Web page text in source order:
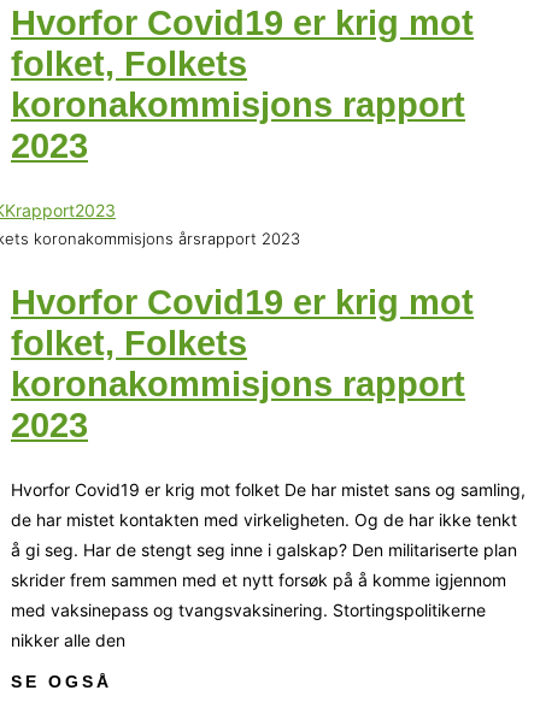
Hvorfor Covid19 er krig mot
folket, Folkets
koronakommisjons rapport
2023
koronakommisjons årsrapport 2023
Hvorfor Covid19 er krig mot
folket, Folkets
koronakommisjons rapport
2023
Hvorfor Covid19 er krig mot folket De har mistet sans og samling,
de har mistet kontakten med virkeligheten. Og de har ikke tenkt
å gi seg. Har de stengt seg inne i galskap? Den militariserte plan
skrider frem sammen med et nytt forsøk på å komme igjennom
med vaksinepass og tvangsvaksinering. Stortingspolitikerne
nikker alle den
SE OGSÅ